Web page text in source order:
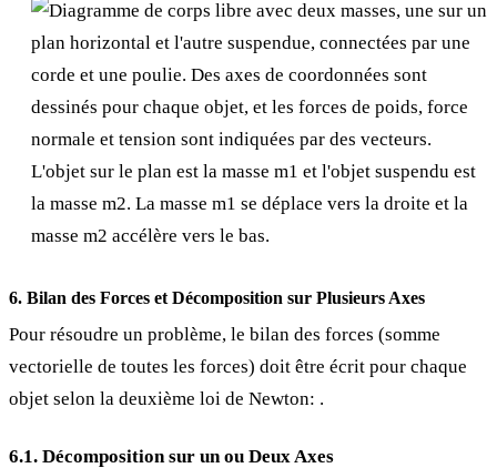
6. Bilan des Forces et Décomposition sur Plusieurs Axes
Pour résoudre un problème, le bilan des forces (somme
vectorielle de toutes les forces) doit être écrit pour chaque
objet selon la deuxième loi de Newton: .
6.1. Décomposition sur un ou Deux Axes